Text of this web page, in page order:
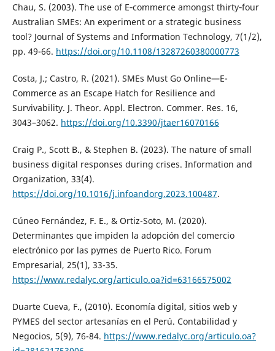
Chau, S. (2003). The use of E‐commerce amongst thirty‐four
Australian SMEs: An experiment or a strategic business
tool? Journal of Systems and Information Technology, 7(1/2),
pp. 49-66. https://doi.org/10.1108/13287260380000773
Costa, J.; Castro, R. (2021). SMEs Must Go Online—E-
Commerce as an Escape Hatch for Resilience and
Survivability. J. Theor. Appl. Electron. Commer. Res. 16,
3043–3062. https://doi.org/10.3390/jtaer16070166
Craig P., Scott B., & Stephen B. (2023). The nature of small
business digital responses during crises. Information and
Organization, 33(4).
https://doi.org/10.1016/j.infoandorg.2023.100487.
Cúneo Fernández, F. E., & Ortiz-Soto, M. (2020).
Determinantes que impiden la adopción del comercio
electrónico por las pymes de Puerto Rico. Forum
Empresarial, 25(1), 33-35.
https://www.redalyc.org/articulo.oa?id=63166575002
Duarte Cueva, F., (2010). Economía digital, sitios web y
PYMES del sector artesanías en el Perú. Contabilidad y
Negocios, 5(9), 76-84. https://www.redalyc.org/articulo.oa?